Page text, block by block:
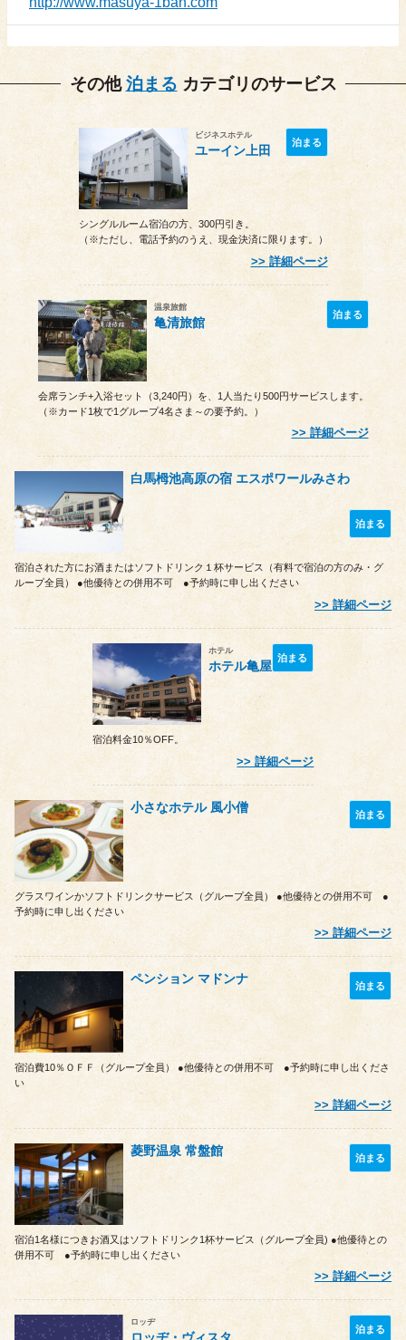
その他泊まる カテゴリのサービス
ビジネスホテル
ユーイン上田
泊まる
シングルルーム宿泊の方、300円引き。
（※ただし、電話予約のうえ、現金決済に限ります。）
詳細ページ
温泉旅館
亀清旅館
泊まる
会席ランチ+入浴セット（3,240円）を、1人当たり500円サービスします。
（※カード1枚で1グループ4名さま～の要予約。）
詳細ページ
白馬栂池高原の宿 エスポワールみさわ
泊まる
宿泊された方にお酒またはソフトドリンク１杯サービス（有料で宿泊の方のみ・グ
ループ全員） ●他優待との併用不可 ●予約時に申し出ください
詳細ページ
ホテル
ホテル亀屋
泊まる
宿泊料金10％OFF。
詳細ページ
小さなホテル 風小僧 泊まる
グラスワインかソフトドリンクサービス（グループ全員） ●他優待との併用不可 ●
予約時に申し出ください
詳細ページ
ペンション マドンナ 泊まる
宿泊費10％ＯＦＦ（グループ全員） ●他優待との併用不可 ●予約時に申し出くださ
い
詳細ページ
菱野温泉 常盤館 泊まる
宿泊1名様につきお酒又はソフトドリンク1杯サービス（グループ全員) ●他優待との
併用不可 ●予約時に申し出ください
詳細ページ
ロッヂ
泊まる